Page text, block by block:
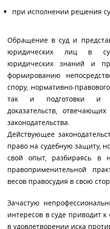
при исполнении решения
Обращение в суд и
юридических лиц в
юридических знаний и
формированию
спору, нормативно-
так и подготовки и
доказательств,
законодательства.
Действующее
право на судебную защиту,
свой опыт, разбираясь в
правоприменительной
весов правосудия в свою
Зачастую
интересов в суде приводит к
в удовлетворении иска